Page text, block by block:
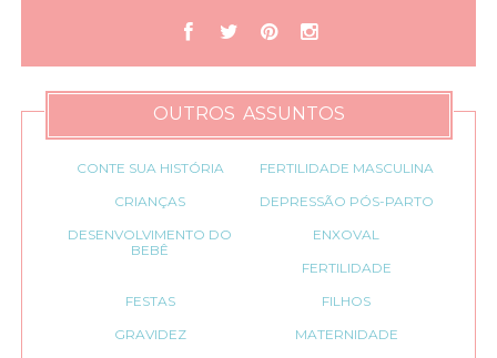
OUTROS ASSUNTOS
CONTE SUA HISTÓRIA
FERTILIDADE MASCULINA
CRIANÇAS
DEPRESSÃO PÓS-PARTO
DESENVOLVIMENTO DO
BEBÊ
ENXOVAL
FERTILIDADE
FESTAS
FILHOS
GRAVIDEZ
MATERNIDADE